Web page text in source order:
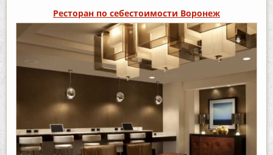
Ресторан по себестоимости Воронеж